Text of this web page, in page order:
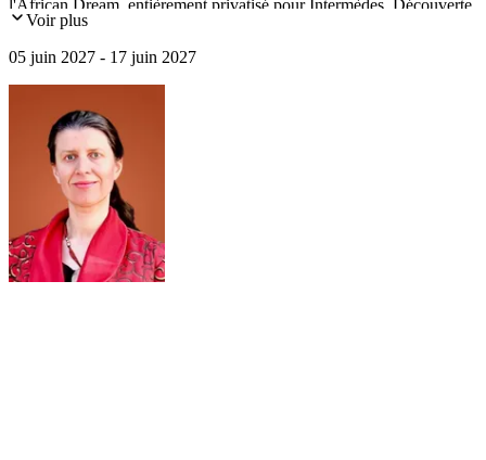
l'African Dream, entièrement privatisé pour Intermèdes. Découverte
des parcs nationaux de Chobe et Matusadona. Survol des chutes
Voir plus
05 juin 2027 - 17 juin 2027